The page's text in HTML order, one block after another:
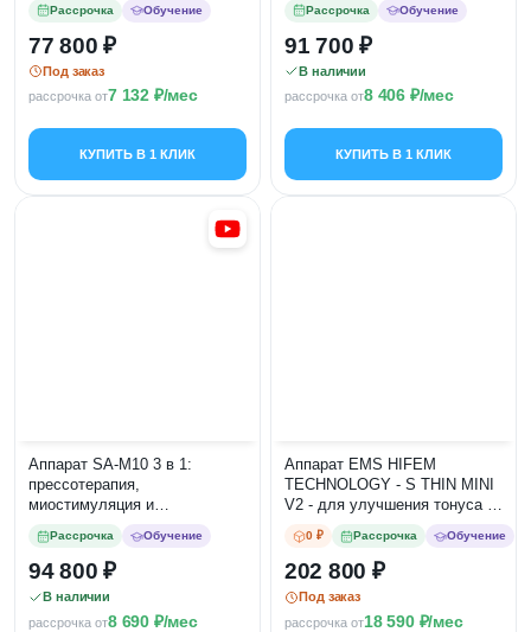
Рассрочка Обучение
77 800
Под заказ
рассрочка от7 132 /мес
КУПИТЬ В 1 КЛИК
Рассрочка Обучение
91 700
В наличии
рассрочка от8 406 /мес
КУПИТЬ В 1 КЛИК
Аппарат SA-M10 3 в 1:
прессотерапия,
миостимуляция и
Рассрочка Обучение
94 800
В наличии
рассрочка от8 690 /мес
Аппарат EMS HIFEM
TECHNOLOGY - S THIN MINI
V2 - для улучшения тонуса и
укрепления мышц
0 ₽ Рассрочка Обучение
202 800
Под заказ
рассрочка от18 590 /мес